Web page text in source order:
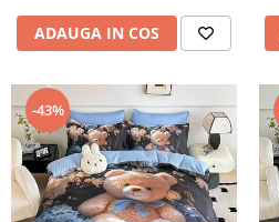
ADAUGA IN COS
-43%